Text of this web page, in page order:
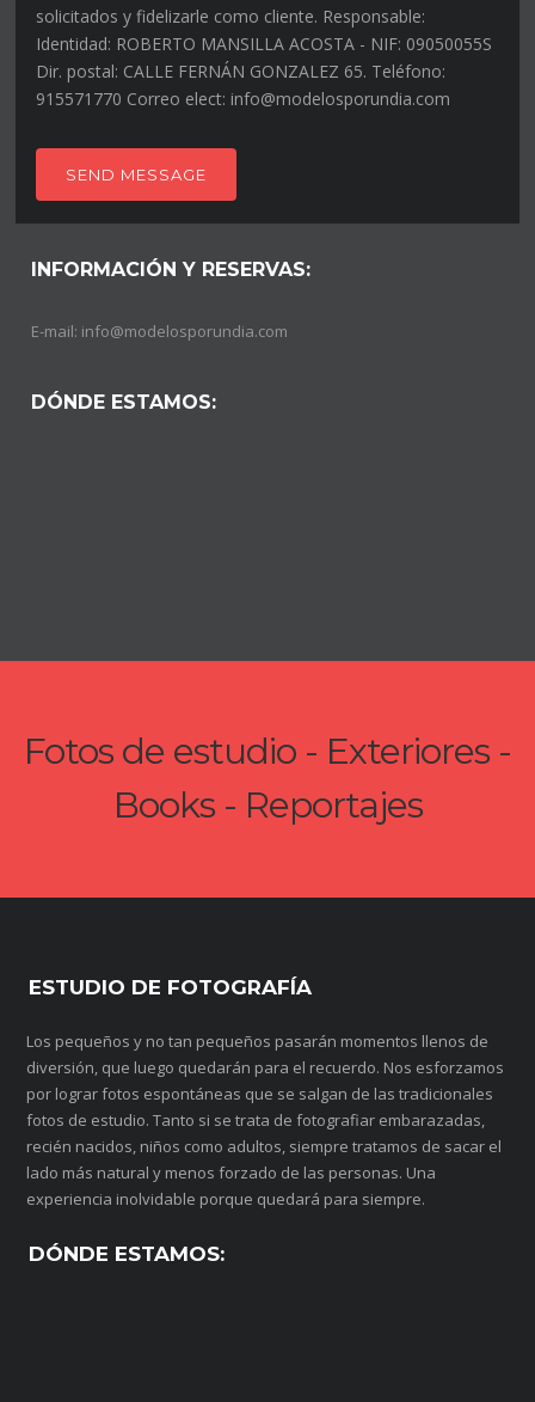
solicitados y fidelizarle como cliente. Responsable:
Identidad: ROBERTO MANSILLA ACOSTA - NIF: 09050055S
Dir. postal: CALLE FERNÁN GONZALEZ 65. Teléfono:
915571770 Correo elect: info@modelosporundia.com
SEND MESSAGE
INFORMACIÓN Y RESERVAS:
E-mail: info@modelosporundia.com
DÓNDE ESTAMOS:
Fotos de estudio - Exteriores -
Books - Reportajes
ESTUDIO DE FOTOGRAFÍA
Los pequeños y no tan pequeños pasarán momentos llenos de
diversión, que luego quedarán para el recuerdo. Nos esforzamos
por lograr fotos espontáneas que se salgan de las tradicionales
fotos de estudio. Tanto si se trata de fotografiar embarazadas,
recién nacidos, niños como adultos, siempre tratamos de sacar el
lado más natural y menos forzado de las personas. Una
experiencia inolvidable porque quedará para siempre.
DÓNDE ESTAMOS: